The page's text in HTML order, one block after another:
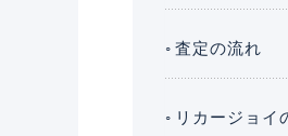
査定の流れ
リカージョイ